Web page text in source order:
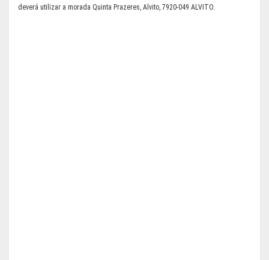
deverá utilizar a morada Quinta Prazeres, Alvito, 7920-049 ALVITO.